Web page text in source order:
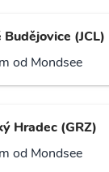
Budějovice (JCL)
od Mondsee
Hradec (GRZ)
od Mondsee